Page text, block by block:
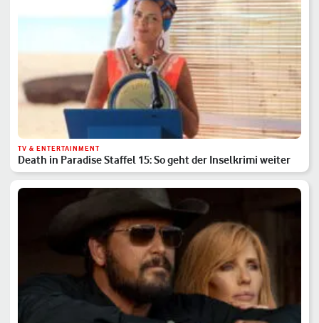
TV & ENTERTAINMENT
Death in Paradise Staffel 15: So geht der Inselkrimi weiter